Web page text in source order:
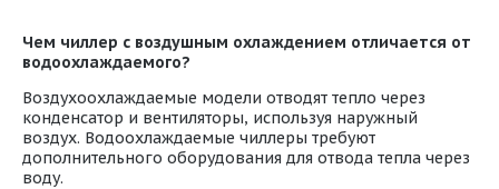
Чем чиллер с воздушным охлаждением отличается от
водоохлаждаемого?
Воздухоохлаждаемые модели отводят тепло через
конденсатор и вентиляторы, используя наружный
воздух. Водоохлаждаемые чиллеры требуют
дополнительного оборудования для отвода тепла через
воду.